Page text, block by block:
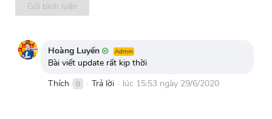
Gửi bình luận
Hoàng Luyến Admin
Bài viết update rất kịp thời
Thích
0 ● Trả lời ● lúc 15:53 ngày 29/6/2020